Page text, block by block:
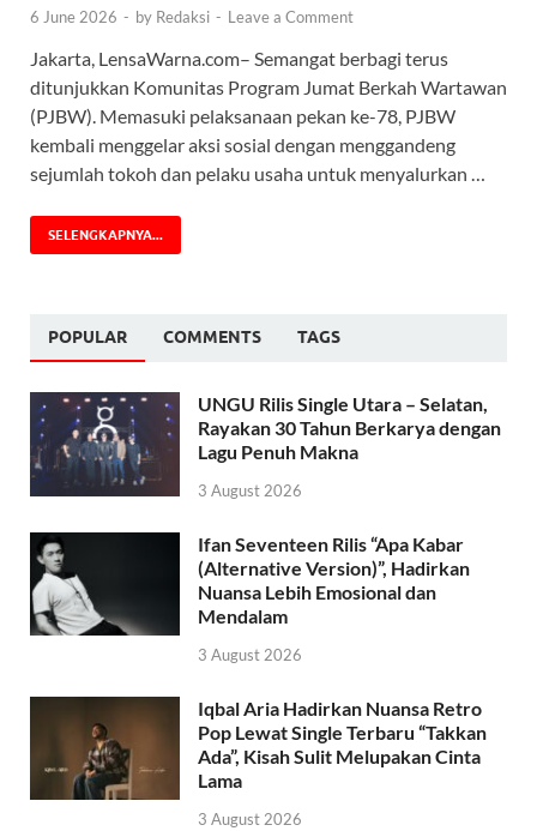
6 June 2026 - by Redaksi - Leave a Comment
Jakarta, LensaWarna.com– Semangat berbagi terus
ditunjukkan Komunitas Program Jumat Berkah Wartawan
(PJBW). Memasuki pelaksanaan pekan ke-78, PJBW
kembali menggelar aksi sosial dengan menggandeng
sejumlah tokoh dan pelaku usaha untuk menyalurkan …
SELENGKAPNYA...
POPULAR COMMENTS TAGS
UNGU Rilis Single Utara – Selatan,
Rayakan 30 Tahun Berkarya dengan
Lagu Penuh Makna
3 August 2026
Ifan Seventeen Rilis “Apa Kabar
(Alternative Version)”, Hadirkan
Nuansa Lebih Emosional dan
Mendalam
3 August 2026
Iqbal Aria Hadirkan Nuansa Retro
Pop Lewat Single Terbaru “Takkan
Ada”, Kisah Sulit Melupakan Cinta
Lama
3 August 2026